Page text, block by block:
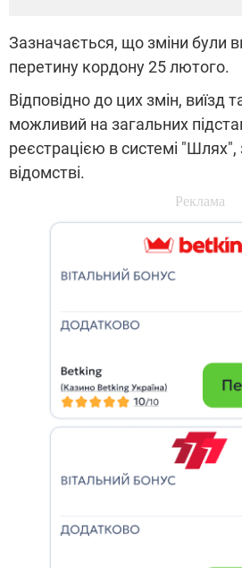
Зазначається, що зміни були
перетину кордону 25 лютого.
Відповідно до цих змін, виїзд
можливий на загальних
реєстрацією в системі
відомстві.